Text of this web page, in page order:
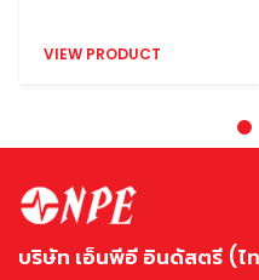
VIEW PRODUCT
บริษัท เอ็นพีอี อินดัสตรี (ไ